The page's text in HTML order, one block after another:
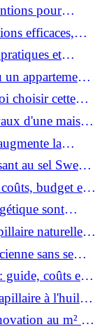
pour
?
efficaces,
et
appartement
?
choisir cette
d'une maison
la
?au sel Sweet
budget et
sont
naturelle
sans se
guide, coûts et
à l'huile
au m² en